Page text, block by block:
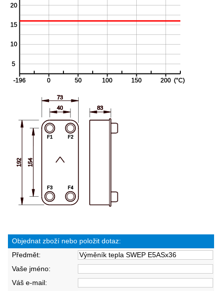
Objednat zboží nebo položit dotaz:
Předmět:
Vaše jméno:
Váš e-mail: